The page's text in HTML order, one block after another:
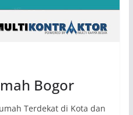
Bogor
Terdekat di Kota dan